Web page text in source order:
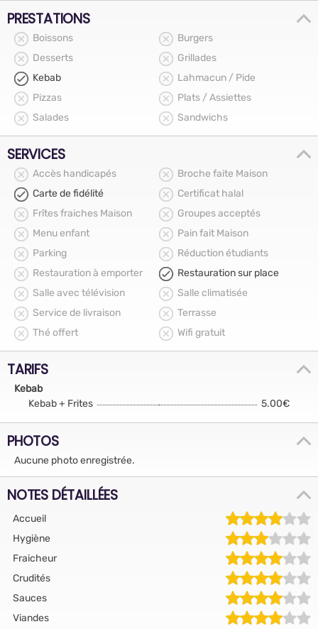
PRESTATIONS
Boissons
Burgers
Desserts
Grillades
Kebab
Lahmacun / Pide
Pizzas
Plats / Assiettes
Salades
Sandwichs
SERVICES
Accès handicapés
Broche faite Maison
Carte de fidélité
Certificat halal
Frîtes fraiches Maison
Groupes acceptés
Menu enfant
Pain fait Maison
Parking
Réduction étudiants
Restauration à emporter
Restauration sur place
Salle avec télévision
Salle climatisée
Service de livraison
Terrasse
Thé offert
Wifi gratuit
TARIFS
Kebab
Kebab + Frites
5.00€
PHOTOS
Aucune photo enregistrée.
NOTES DÉTAILLÉES
Accueil
Hygiène
Fraicheur
Crudités
Sauces
Viandes